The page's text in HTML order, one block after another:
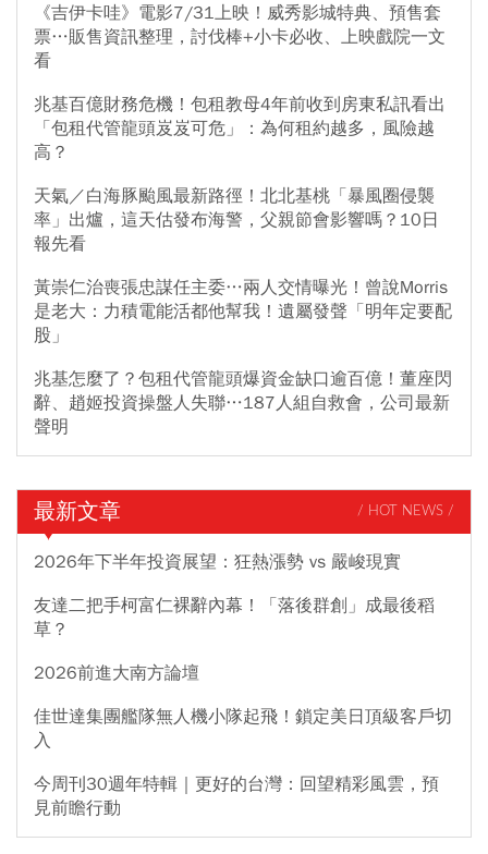
《吉伊卡哇》電影7/31上映！威秀影城特典、預售套
票…販售資訊整理，討伐棒+小卡必收、上映戲院一文
看
兆基百億財務危機！包租教母4年前收到房東私訊看出
「包租代管龍頭岌岌可危」：為何租約越多，風險越
高？
天氣／白海豚颱風最新路徑！北北基桃「暴風圈侵襲
率」出爐，這天估發布海警，父親節會影響嗎？10日
報先看
黃崇仁治喪張忠謀任主委…兩人交情曝光！曾說Morris
是老大：力積電能活都他幫我！遺屬發聲「明年定要配
股」
兆基怎麼了？包租代管龍頭爆資金缺口逾百億！董座閃
辭、趙姬投資操盤人失聯…187人組自救會，公司最新
聲明
最新文章 / HOT NEWS /
2026年下半年投資展望：狂熱漲勢 vs 嚴峻現實
友達二把手柯富仁裸辭內幕！「落後群創」成最後稻
草？
2026前進大南方論壇
佳世達集團艦隊無人機小隊起飛！鎖定美日頂級客戶切
入
今周刊30週年特輯｜更好的台灣：回望精彩風雲，預
見前瞻行動